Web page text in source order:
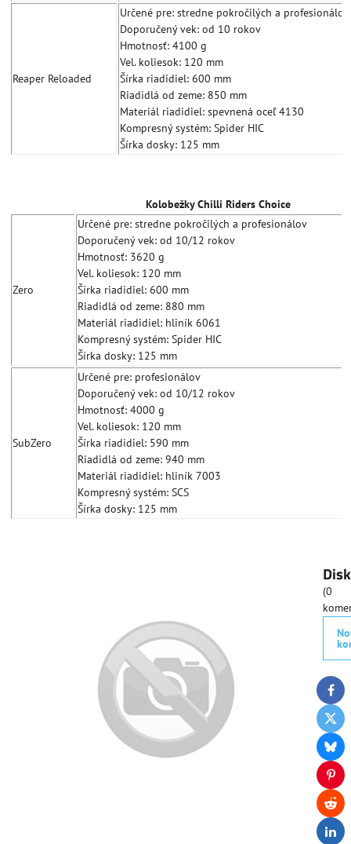
Reaper Reloaded
Určené pre: stredne pokročilých a profesionálov
Doporučený vek: od 10 rokov
Hmotnosť: 4100 g
Vel. koliesok: 120 mm
Šírka riadidiel: 600 mm
Riadidlá od zeme: 850 mm
Materiál riadidiel: spevnená oceľ 4130
Kompresný systém: Spider HIC
Šírka dosky: 125 mm
Kolobežky Chilli Riders Choice
Zero
Určené pre: stredne pokročilých a profesionálov
Doporučený vek: od 10/12 rokov
Hmotnosť: 3620 g
Vel. koliesok: 120 mm
Šírka riadidiel: 600 mm
Riadidlá od zeme: 880 mm
Materiál riadidiel: hliník 6061
Kompresný systém: Spider HIC
Šírka dosky: 125 mm
SubZero
Určené pre: profesionálov
Doporučený vek: od 10/12 rokov
Hmotnosť: 4000 g
Vel. koliesok: 120 mm
Šírka riadidiel: 590 mm
Riadidlá od zeme: 940 mm
Materiál riadidiel: hliník 7003
Kompresný systém: SCS
Šírka dosky: 125 mm
(0